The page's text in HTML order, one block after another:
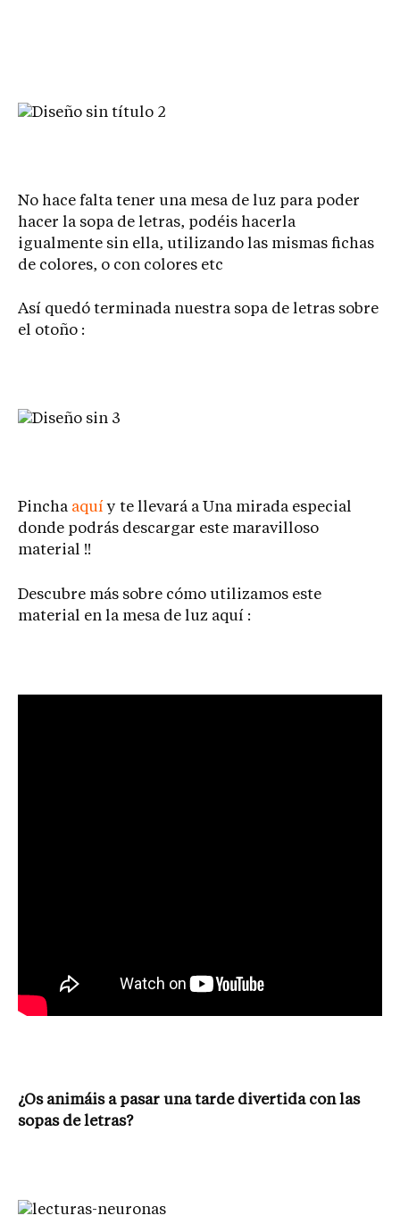
No hace falta tener una mesa de luz para poder
hacer la sopa de letras, podéis hacerla
igualmente sin ella, utilizando las mismas fichas
de colores, o con colores etc
Así quedó terminada nuestra sopa de letras sobre
el otoño :
Pincha aquíy te llevará a Una mirada especial
donde podrás descargar este maravilloso
material !!
Descubre más sobre cómo utilizamos este
material en la mesa de luz aquí :
¿Os animáis a pasar una tarde divertida con las
sopas de letras?